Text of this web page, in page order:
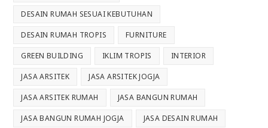
DESAIN RUMAH SESUAI KEBUTUHAN
DESAIN RUMAH TROPIS FURNITURE
GREEN BUILDING IKLIM TROPIS INTERIOR
JASA ARSITEK JASA ARSITEK JOGJA
JASA ARSITEK RUMAH JASA BANGUN RUMAH
JASA BANGUN RUMAH JOGJA JASA DESAIN RUMAH